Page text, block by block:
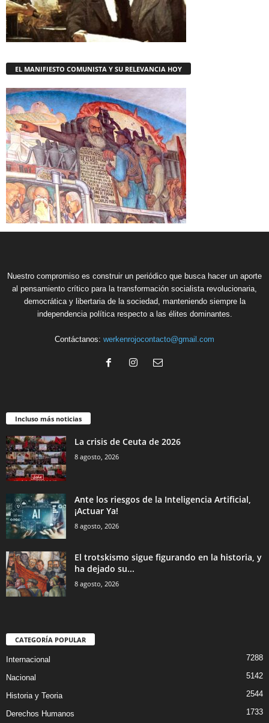
EL MANIFIESTO COMUNISTA Y SU RELEVANCIA HOY
Nuestro compromiso es construir un periódico que busca hacer un aporte
al pensamiento crítico para la transformación socialista revolucionaria,
democrática y libertaria de la sociedad, manteniendo siempre la
independencia política respecto a las élites dominantes.
Contáctanos: werkenrojocontacto@gmail.com
Incluso más noticias
La crisis de Ceuta de 2026
8 agosto, 2026
Ante los riesgos de la Inteligencia Artificial,
¡Actuar Ya!
8 agosto, 2026
El trotskismo sigue figurando en la historia, y
ha dejado su...
8 agosto, 2026
CATEGORÍA POPULAR
Internacional 7288
Nacional 5142
Historia y Teoria 2544
Derechos Humanos 1733